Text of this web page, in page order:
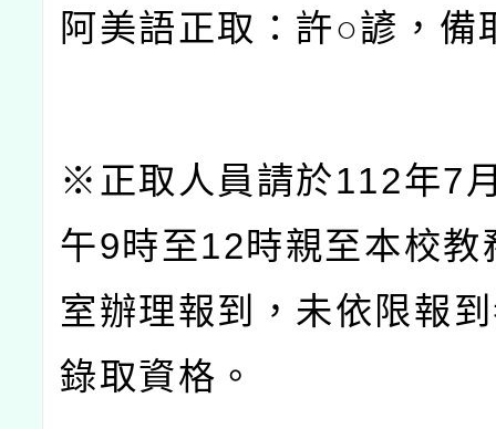
阿美語正取：許○諺，備
※正取人員請於112年7
午9時至12時親至本校教
室辦理報到，未依限報
錄取資格。